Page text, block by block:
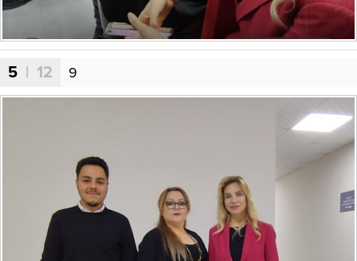
5 | 12 9